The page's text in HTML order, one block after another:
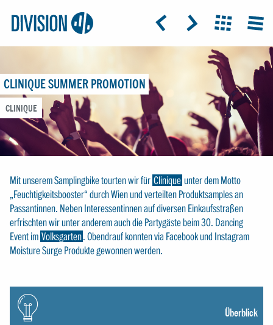
Logo:
Division4
ICON: ARROW-LEFT
ICON: ARROW-RIGHT
ICON:
CLINIQUE SUMMER PROMOTION
CLINIQUE
Mit unserem Samplingbike tourten wir für Clinique unter dem Motto
„Feuchtigkeitsbooster“ durch Wien und verteilten Produktsamples an
Passantinnen. Neben Interessentinnen auf diversen Einkaufsstraßen
erfrischten wir unter anderem auch die Partygäste beim 30. Dancing
Event im Volksgarten. Obendrauf konnten via Facebook und Instagram
Moisture Surge Produkte gewonnen werden.
Icon:
gluehbirne
Überblick